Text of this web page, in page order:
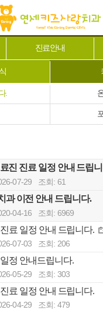
진료안내
.
진 진료 일정 안내 드립
07-29 조회: 61
과 이전 안내 드립니다.
04-16 조회: 6969
진료 일정 안내 드립니다.
07-03 조회: 206
일정 안내드립니다.
05-29 조회: 303
진료 일정 안내 드립니다.
04-29 조회: 479